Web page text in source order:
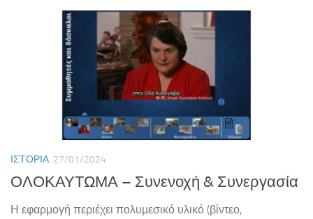
ΙΣΤΟΡΊΑ 27/01/2024
ΟΛΟΚΑΥΤΩΜΑ – Συνενοχή & Συνεργασία
Η εφαρμογή περιέχει πολυμεσικό υλικό (βίντεο,